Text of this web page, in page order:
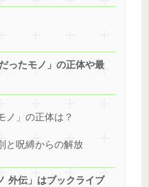
ったモノ」の正体や最
ノ」の正体は？
と呪縛からの解放
外伝」はブックライブ